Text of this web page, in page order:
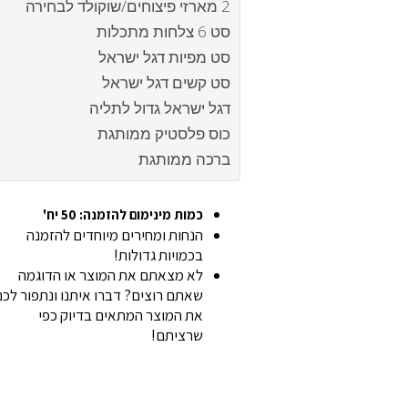
2 מארזי פיצוחים/שוקולד לבחירה
סט 6 צלחות מתכלות
סט מפיות דגל ישראל
סט קשים דגל ישראל
דגל ישראל גדול לתליה
כוס פלסטיק ממותגת
ברכה ממותגת
כמות מינימום להזמנה: 50 יח'
הנחות ומחירים מיוחדים להזמנה
בכמויות גדולות!
לא מצאתם את המוצר או הדוגמה
שאתם רוצים? דברו איתנו ונתפור
את המוצר המתאים בדיוק כפי
שרציתם!